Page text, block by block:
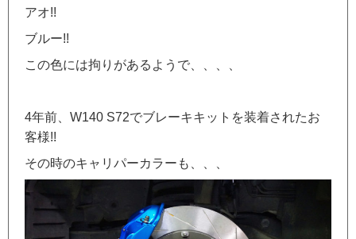
アオ!!
ブルー!!
この色には拘りがあるようで、、、、
4年前、W140 S72でブレーキキットを装着されたお
客様!!
その時のキャリパーカラーも、、、